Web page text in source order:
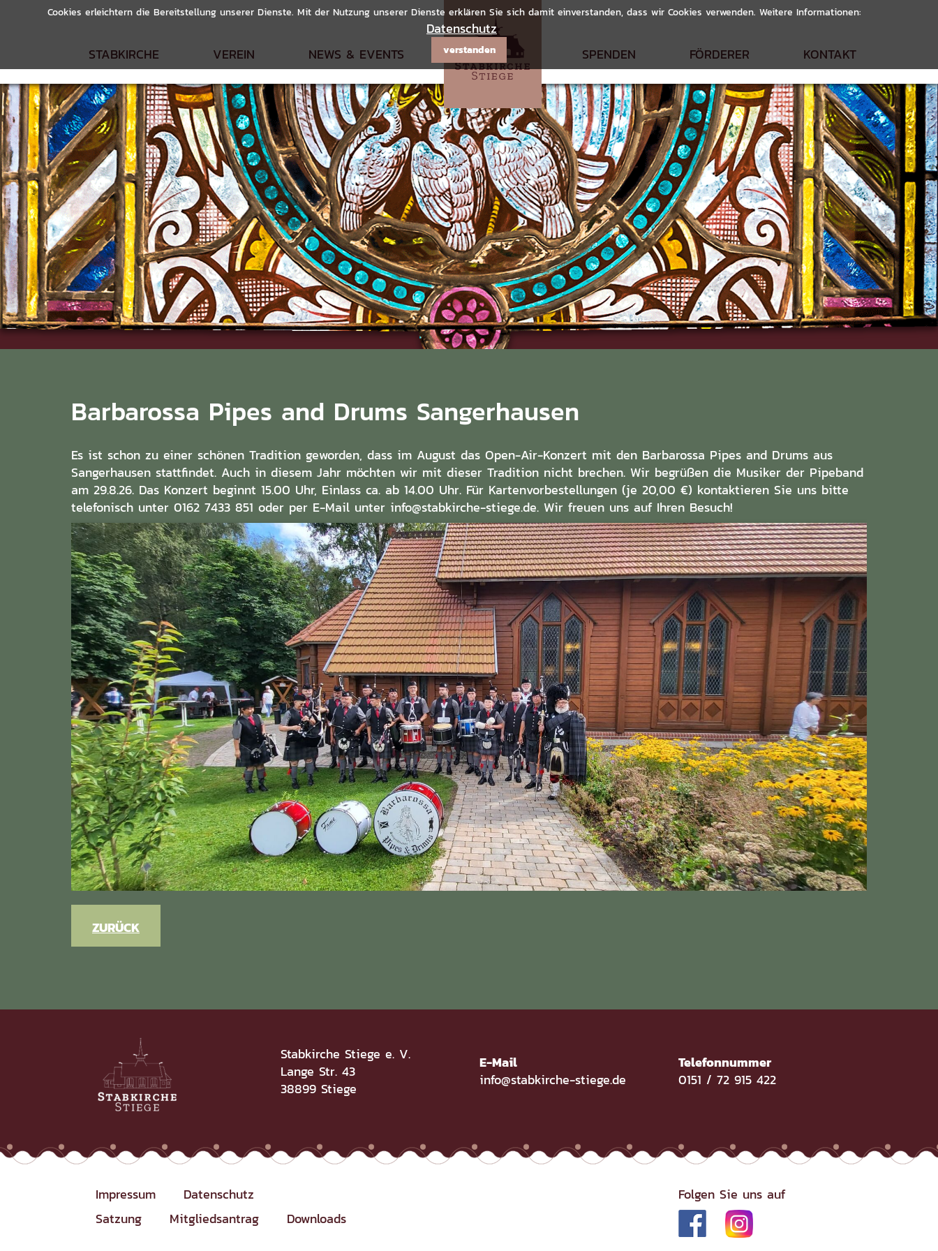
Cookies erleichtern die Bereitstellung unserer Dienste. Mit der Nutzung unserer Dienste erklären Sie sich damit einverstanden, dass wir Cookies verwenden. Weitere Informationen:
Datenschutz
verstanden
STABKIRCHE VEREIN NEWS & EVENTS SPENDEN FÖRDERER KONTAKT
Barbarossa Pipes and Drums Sangerhausen
Es ist schon zu einer schönen Tradition geworden, dass im August das Open-Air-Konzert mit den Barbarossa Pipes and Drums aus
Sangerhausen stattfindet. Auch in diesem Jahr möchten wir mit dieser Tradition nicht brechen. Wir begrüßen die Musiker der Pipeband
am 29.8.26. Das Konzert beginnt 15.00 Uhr, Einlass ca. ab 14.00 Uhr. Für Kartenvorbestellungen (je 20,00 €) kontaktieren Sie uns bitte
telefonisch unter 0162 7433 851 oder per E-Mail unter info@stabkirche-stiege.de. Wir freuen uns auf Ihren Besuch!
ZURÜCK
Stabkirche Stiege e. V.
Lange Str. 43
38899 Stiege
E-Mail
info@stabkirche-stiege.de
Telefonnummer
0151 / 72 915 422
Impressum
Datenschutz
Satzung
Mitgliedsantrag Downloads
Folgen Sie uns auf